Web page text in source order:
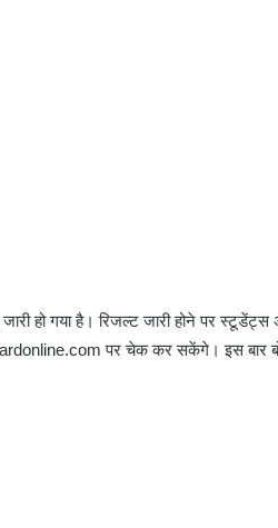
जारी हो गया है। रिजल्ट जारी होने पर स्टूडेंट्स
पर चेक कर सकेंगे। इस बार